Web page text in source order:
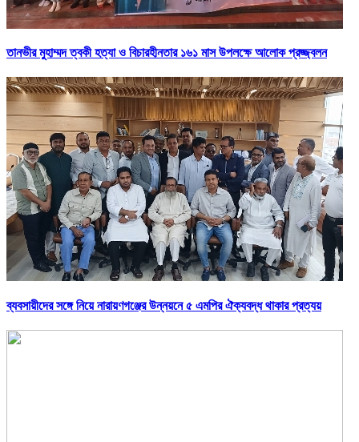
তানভীর মুহাম্মদ ত্বকী হত্যা ও বিচারহীনতার ১৬১ মাস উপলক্ষে আলোক প্রজ্জ্বলন
ব্যবসায়ীদের সঙ্গে নিয়ে নারায়ণগঞ্জের উন্নয়নে ৫ এমপির ঐক্যবদ্ধ থাকার প্রত্যয়